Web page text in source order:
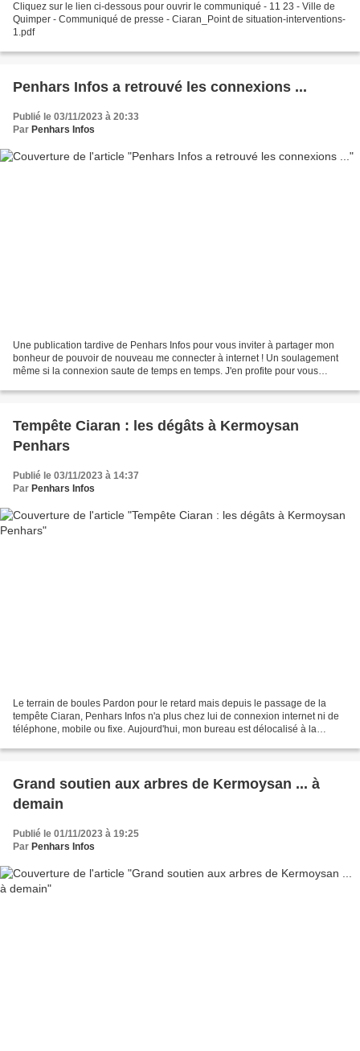
Cliquez sur le lien ci-dessous pour ouvrir le communiqué - 11 23 - Ville de
Quimper - Communiqué de presse - Ciaran_Point de situation-interventions-
1.pdf
Penhars Infos a retrouvé les connexions ...
Publié le 03/11/2023 à 20:33
Par Penhars Infos
Une publication tardive de Penhars Infos pour vous inviter à partager mon
bonheur de pouvoir de nouveau me connecter à internet ! Un soulagement
même si la connexion saute de temps en temps. J'en profite pour vous
Tempête Ciaran : les dégâts à Kermoysan
Penhars
Publié le 03/11/2023 à 14:37
Par Penhars Infos
Le terrain de boules Pardon pour le retard mais depuis le passage de la
tempête Ciaran, Penhars Infos n'a plus chez lui de connexion internet ni de
téléphone, mobile ou fixe. Aujourd'hui, mon bureau est délocalisé à la
Grand soutien aux arbres de Kermoysan ... à
demain
Publié le 01/11/2023 à 19:25
Par Penhars Infos